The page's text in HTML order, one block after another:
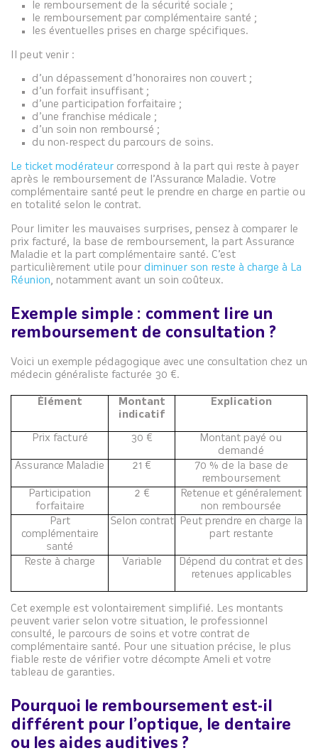
le remboursement de la sécurité sociale ;
le remboursement par complémentaire santé ;
les éventuelles prises en charge spécifiques.
Il peut venir :
d’un dépassement d’honoraires non couvert ;
d’un forfait insuffisant ;
d’une participation forfaitaire ;
d’une franchise médicale ;
d’un soin non remboursé ;
du non-respect du parcours de soins.
Le ticket modérateur correspond à la part qui reste à payer
après le remboursement de l’Assurance Maladie. Votre
complémentaire santé peut le prendre en charge en partie ou
en totalité selon le contrat.
Pour limiter les mauvaises surprises, pensez à comparer le
prix facturé, la base de remboursement, la part Assurance
Maladie et la part complémentaire santé. C’est
particulièrement utile pour diminuer son reste à charge à La
Réunion, notamment avant un soin coûteux.
Exemple simple : comment lire un
remboursement de consultation ?
Voici un exemple pédagogique avec une consultation chez un
médecin généraliste facturée 30 €.
Élément
Montant
indicatif
Explication
Prix facturé 30 €
Montant payé ou
demandé
Assurance Maladie
21 €
70 % de la base de
remboursement
Participation
forfaitaire
2 €
Retenue et généralement
non remboursée
Part
complémentaire
santé
Selon contrat
Peut prendre en charge la
part restante
Reste à charge Variable
Dépend du contrat et des
retenues applicables
Cet exemple est volontairement simplifié. Les montants
peuvent varier selon votre situation, le professionnel
consulté, le parcours de soins et votre contrat de
complémentaire santé. Pour une situation précise, le plus
fiable reste de vérifier votre décompte Ameli et votre
tableau de garanties.
Pourquoi le remboursement est-il
différent pour l’optique, le dentaire
ou les aides auditives ?